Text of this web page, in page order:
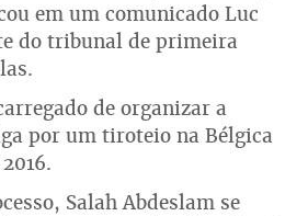
em um comunicado Luc
do tribunal de primeira
de organizar a
por um tiroteio na Bélgica
Salah Abdeslam se